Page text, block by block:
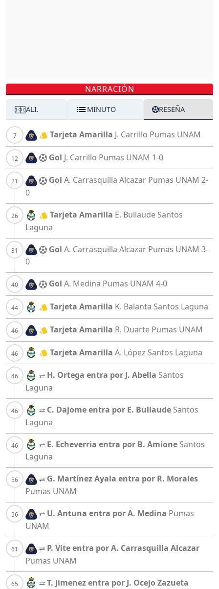
NARRACIÓN
ALI. MINUTO RESEÑA
Tarjeta Amarilla J. Carrillo Pumas UNAM
Gol J. Carrillo Pumas UNAM 1-0
Gol A. Carrasquilla Alcazar Pumas UNAM 2-
0
Tarjeta Amarilla E. Bullaude Santos
Laguna
Gol A. Carrasquilla Alcazar Pumas UNAM 3-
0
Gol A. Medina Pumas UNAM 4-0
Tarjeta Amarilla K. Balanta Santos Laguna
Tarjeta Amarilla R. Duarte Pumas UNAM
Tarjeta Amarilla A. López Santos Laguna
H. Ortega entra por J. Abella Santos
Laguna
C. Dajome entra por E. Bullaude Santos
Laguna
E. Echeverria entra por B. Amione Santos
Laguna
G. Martínez Ayala entra por R. Morales
Pumas UNAM
U. Antuna entra por A. Medina Pumas
UNAM
P. Vite entra por A. Carrasquilla Alcazar
Pumas UNAM
T. Jimenez entra por J. Ocejo Zazueta